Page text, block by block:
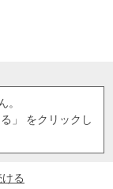
。
」 をクリックし
る